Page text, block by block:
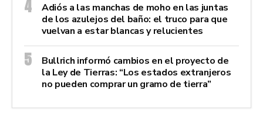
Adiós a las manchas de moho en las juntas
de los azulejos del baño: el truco para que
vuelvan a estar blancas y relucientes
Bullrich informó cambios en el proyecto de
la Ley de Tierras: “Los estados extranjeros
no pueden comprar un gramo de tierra”